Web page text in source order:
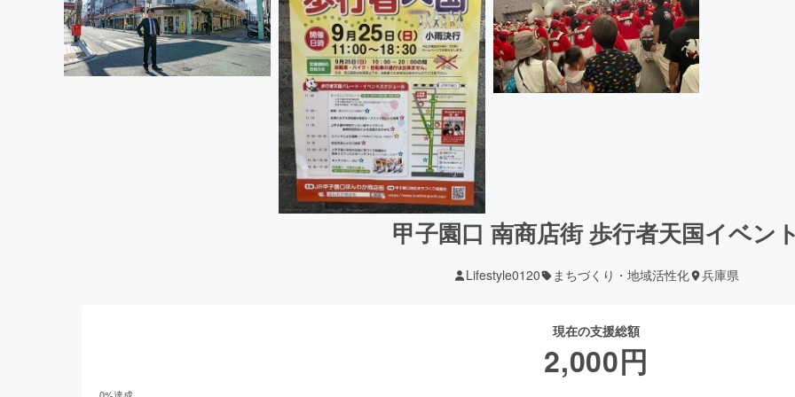
甲子園口 南商店街 歩行者天国イベン
Lifestyle0120 まちづくり・地域活性化 兵庫県
現在の支援総額
2,000円